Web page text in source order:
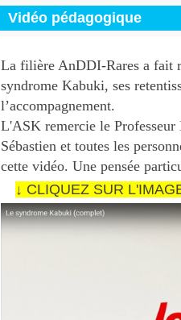
Vidéo pédagogique
La filière AnDDI-Rares a fait
syndrome Kabuki, ses
l’accompagnement.
L'ASK remercie le
Sébastien et toutes les
cette vidéo. Une pensée
↓ CLIQUEZ SUR